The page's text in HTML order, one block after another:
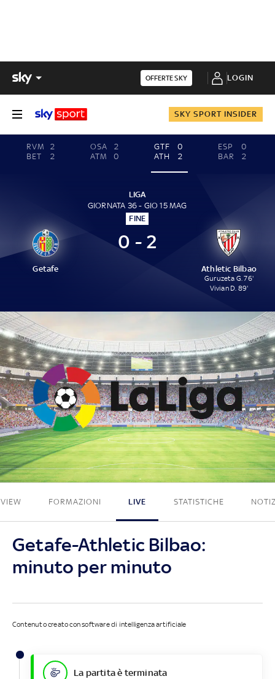
OFFERTE SKY LOGIN
SKY SPORT INSIDER
RVM
2
BET
2
OSA
2
ATM
0
GTF
0
ATH
2
ESP
0
BAR
2
LIGA
GIORNATA 36 - GIO 15 MAG
FINE
Getafe
0 - 2
Athletic Bilbao
Guruzeta G. 76'
Vivian D. 89'
0 - 2
FORMAZIONI LIVE STATISTICHE
Getafe-Athletic Bilbao:
minuto per minuto
Contenuto creato con software di intelligenza artificiale
La partita è terminata